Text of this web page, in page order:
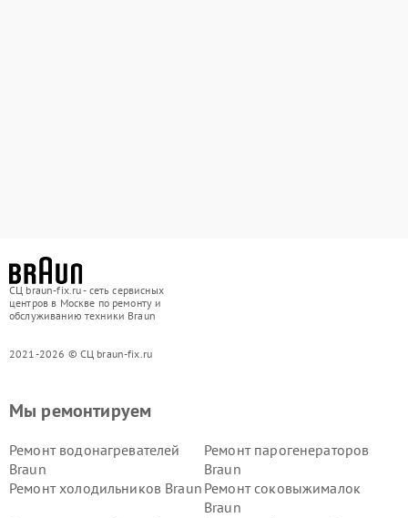
СЦ braun-fix.ru - сеть сервисных
центров в Москве по ремонту и
обслуживанию техники Braun
2021-2026 © СЦ braun-fix.ru
Мы ремонтируем
Ремонт водонагревателей
Braun
Ремонт парогенераторов
Braun
Ремонт холодильников Braun Ремонт соковыжималок
Braun